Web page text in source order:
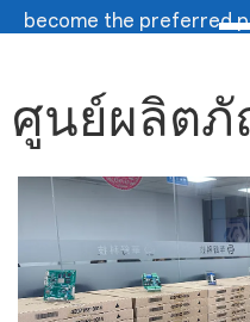
become the preferred
comprehensive one-
component supply, IoT
support customers’
R&D, device selection,
aspects.
เรียนรู้เพิ่มเติม
ศูนย์ผลิต